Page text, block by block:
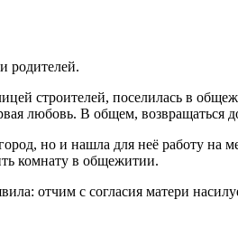
родителей.
строителей, поселилась в
любовь. В общем, возвращаться
но и нашла для неё работу
комнату в общежитии.
отчим с согласия матери